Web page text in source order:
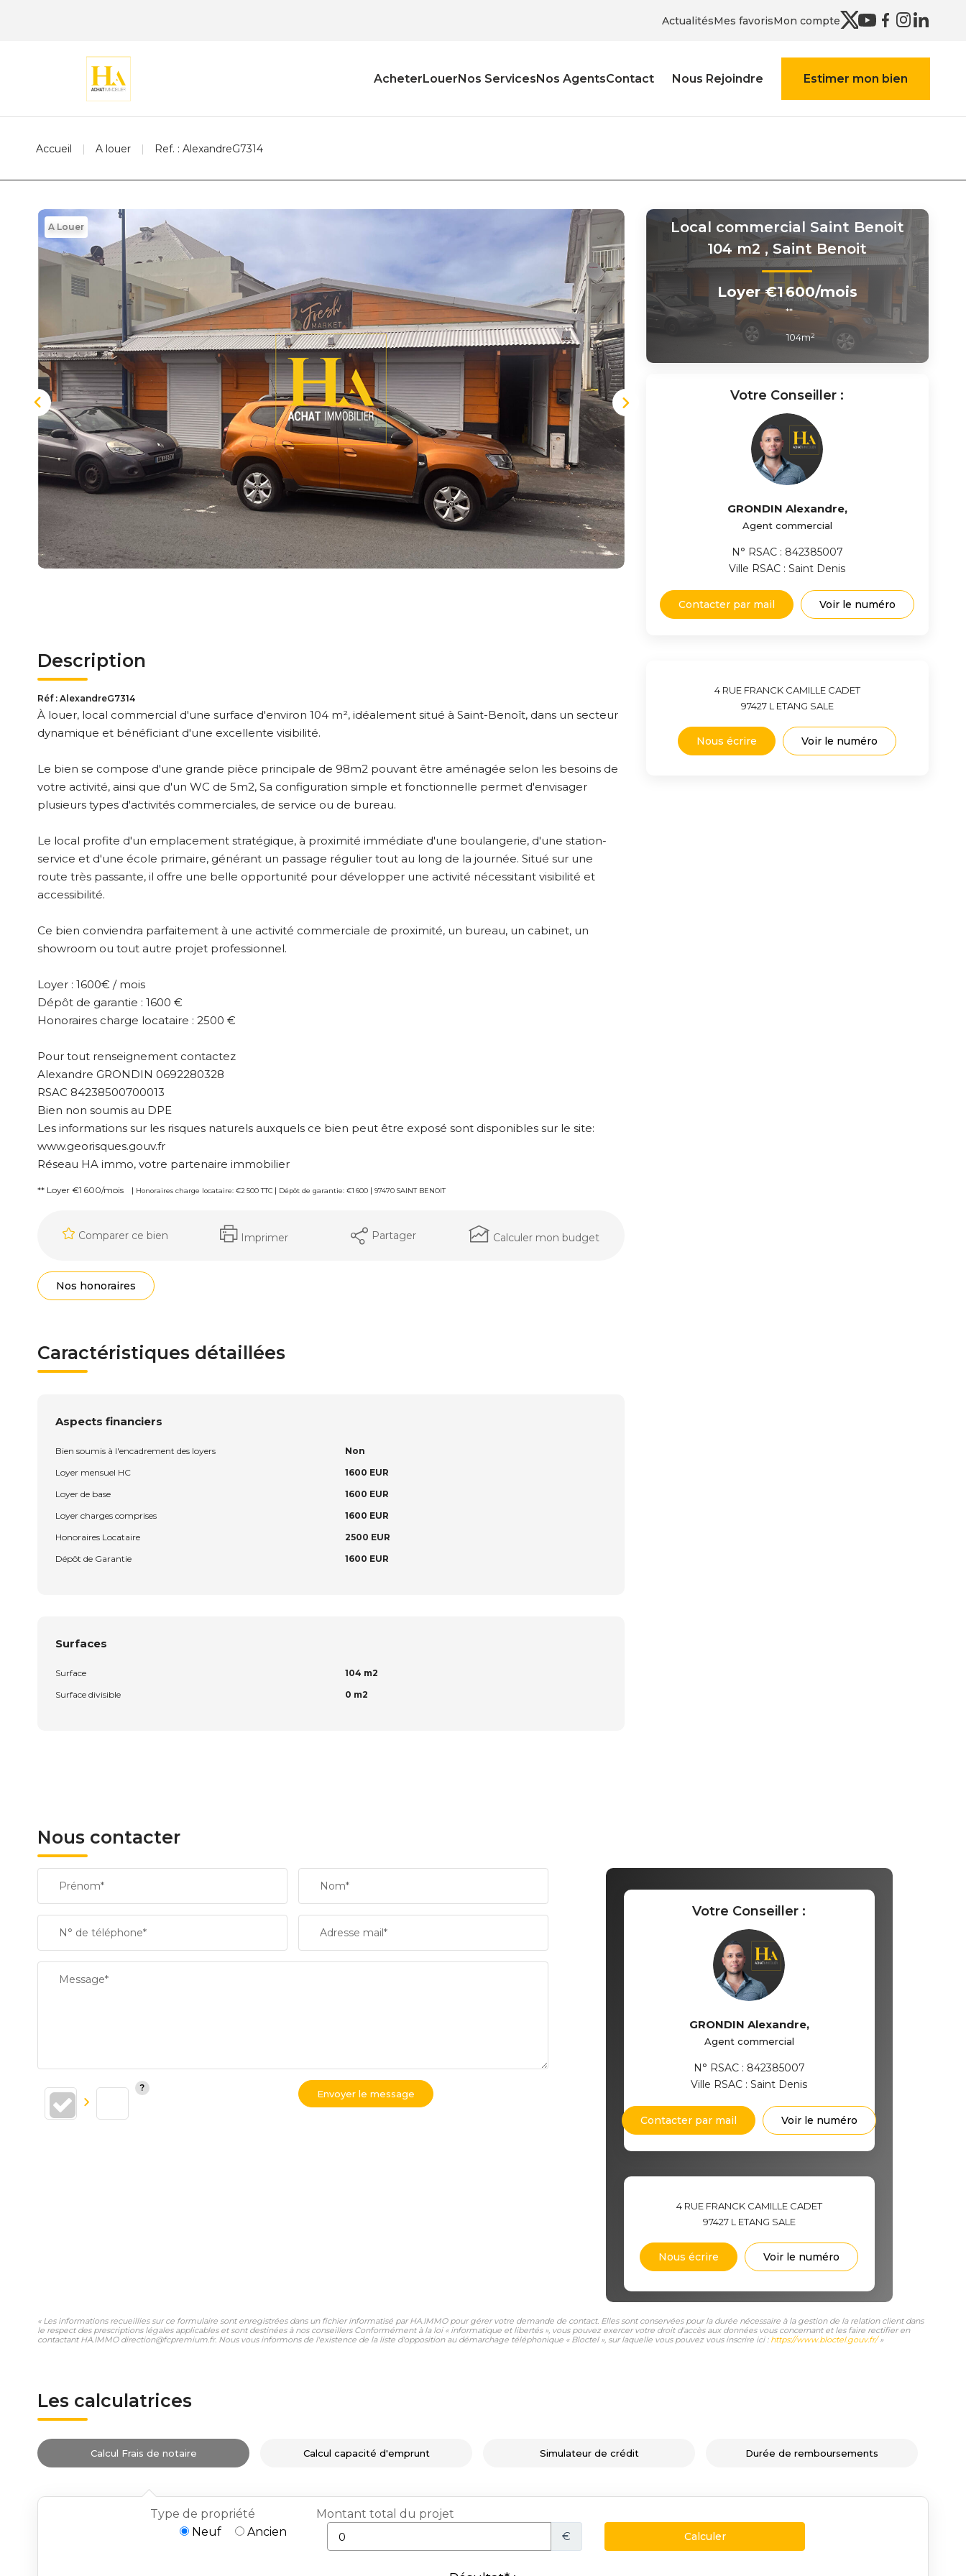
ActualitésMes favorisMon compte
AcheterLouerNos ServicesNos AgentsContact Nous Rejoindre Estimer mon bien
Accueil A louer Ref. : AlexandreG7314
A Louer
Description
Réf : AlexandreG7314
À louer, local commercial d'une surface d'environ 104 m², idéalement situé à Saint-Benoît, dans un secteur
dynamique et bénéficiant d'une excellente visibilité.
Le bien se compose d'une grande pièce principale de 98m2 pouvant être aménagée selon les besoins de
votre activité, ainsi que d'un WC de 5m2, Sa configuration simple et fonctionnelle permet d'envisager
plusieurs types d'activités commerciales, de service ou de bureau.
Le local profite d'un emplacement stratégique, à proximité immédiate d'une boulangerie, d'une station-
service et d'une école primaire, générant un passage régulier tout au long de la journée. Situé sur une
route très passante, il offre une belle opportunité pour développer une activité nécessitant visibilité et
accessibilité.
Ce bien conviendra parfaitement à une activité commerciale de proximité, un bureau, un cabinet, un
showroom ou tout autre projet professionnel.
Loyer : 1600€ / mois
Dépôt de garantie : 1600 €
Honoraires charge locataire : 2500 €
Pour tout renseignement contactez
Alexandre GRONDIN 0692280328
RSAC 84238500700013
Bien non soumis au DPE
Les informations sur les risques naturels auxquels ce bien peut être exposé sont disponibles sur le site:
www.georisques.gouv.fr
Réseau HA immo, votre partenaire immobilier
** Loyer €1 600/mois | Honoraires charge locataire: €2 500 TTC | Dépôt de garantie: €1 600 | 97470 SAINT BENOIT
Comparer ce bien Imprimer Partager Calculer mon budget
Nos honoraires
Caractéristiques détaillées
Aspects financiers
Bien soumis à l'encadrement des loyers
Non
Loyer mensuel HC
1600 EUR
Loyer de base
1600 EUR
Loyer charges comprises
1600 EUR
Honoraires Locataire
2500 EUR
Dépôt de Garantie
1600 EUR
Surfaces
Surface
104 m2
Surface divisible
0 m2
Local commercial Saint Benoit
104 m2 , Saint Benoit
Loyer €1 600/mois
**
104m²
4 RUE FRANCK CAMILLE CADET
97427 L ETANG SALE
Nous écrire Voir le numéro
Votre Conseiller :
GRONDIN Alexandre,
Agent commercial
N° RSAC : 842385007
Ville RSAC : Saint Denis
Contacter par mail Voir le numéro
Nous contacter
Prénom* Nom*
N° de téléphone* Adresse mail*
Message*
Envoyer le message
4 RUE FRANCK CAMILLE CADET
97427 L ETANG SALE
Nous écrire Voir le numéro
Votre Conseiller :
GRONDIN Alexandre,
Agent commercial
N° RSAC : 842385007
Ville RSAC : Saint Denis
Contacter par mail Voir le numéro
« Les informations recueillies sur ce formulaire sont enregistrées dans un fichier informatisé par HA.IMMO pour gérer votre demande de contact. Elles sont conservées pour la durée nécessaire à la gestion de la relation client dans
le respect des prescriptions légales applicables et sont destinées à nos conseillers Conformément à la loi « informatique et libertés », vous pouvez exercer votre droit d'accès aux données vous concernant et les faire rectifier en
contactant HA.IMMO direction@fcpremium.fr. Nous vous informons de l'existence de la liste d'opposition au démarchage téléphonique « Bloctel », sur laquelle vous pouvez vous inscrire ici : https://www.bloctel.gouv.fr/»
Les calculatrices
Calcul Frais de notaire Calcul capacité d'emprunt Simulateur de crédit Durée de remboursements